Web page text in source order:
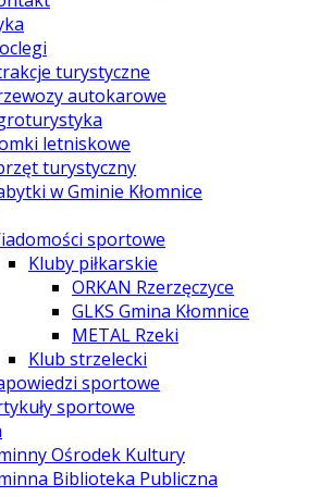
turystyczne
autokarowe
letniskowe
turystyczny
w Gminie Kłomnice
sportowe
Kluby piłkarskie
ORKAN Rzerzęczyce
GLKS Gmina Kłomnice
METAL Rzeki
Klub strzelecki
sportowe
sportowe
Ośrodek Kultury
Biblioteka Publiczna